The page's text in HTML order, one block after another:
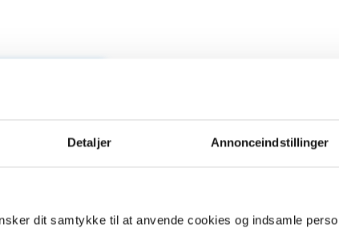
Detaljer Annonceindstillinger
dit samtykke til at anvende cookies og indsamle